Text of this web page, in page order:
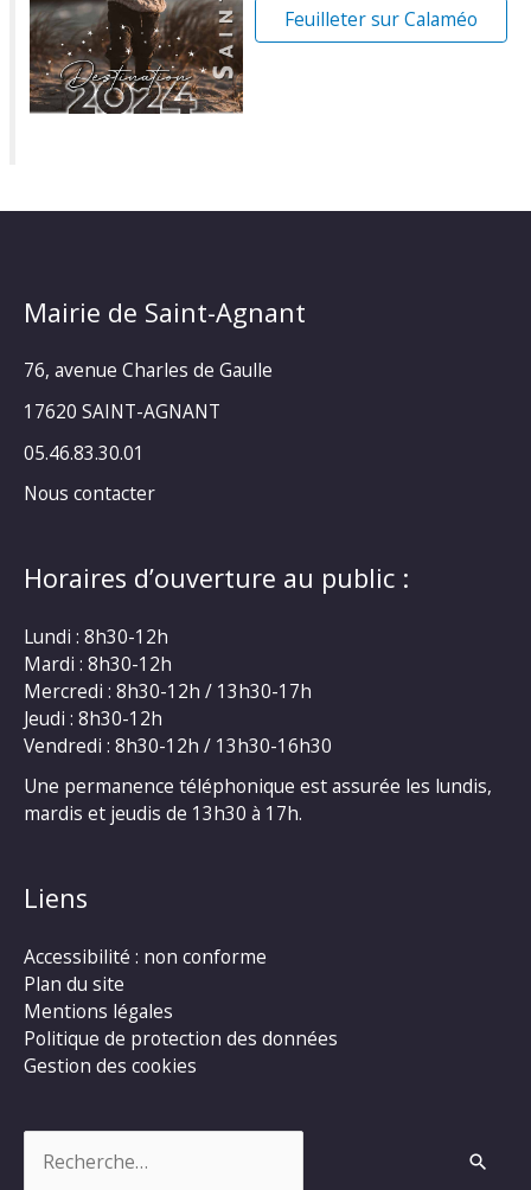
Feuilleter sur Calaméo
Mairie de Saint-Agnant
76, avenue Charles de Gaulle
17620 SAINT-AGNANT
05.46.83.30.01
Nous contacter
Horaires d’ouverture au public :
Lundi : 8h30-12h
Mardi : 8h30-12h
Mercredi : 8h30-12h / 13h30-17h
Jeudi : 8h30-12h
Vendredi : 8h30-12h / 13h30-16h30
Une permanence téléphonique est assurée les lundis,
mardis et jeudis de 13h30 à 17h.
Liens
Accessibilité : non conforme
Plan du site
Mentions légales
Politique de protection des données
Gestion des cookies